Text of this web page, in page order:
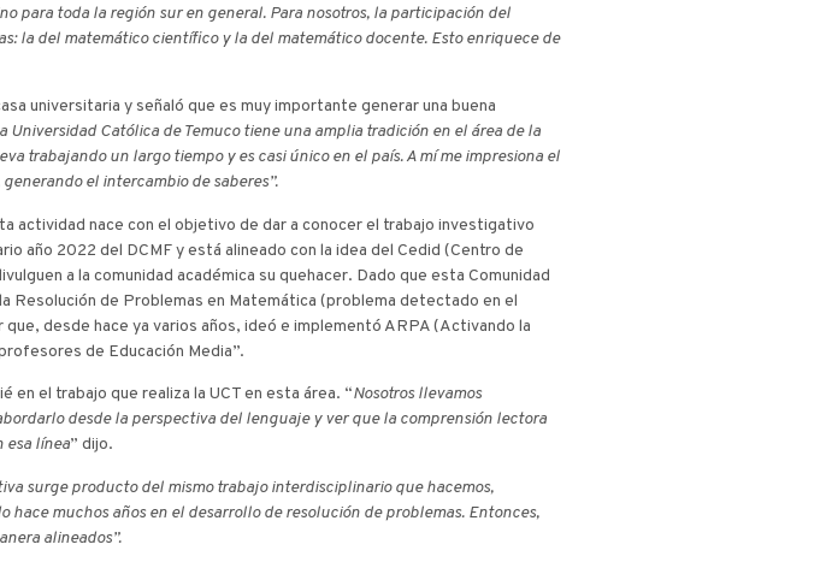
para toda la región sur en general. Para nosotros, la participación del
la del matemático científico y la del matemático docente. Esto enriquece de
universitaria y señaló que es muy importante generar una buena
Católica de Temuco tiene una amplia tradición en el área de la
trabajando un largo tiempo y es casi único en el país. A mí me impresiona el
el intercambio de saberes”.
actividad nace con el objetivo de dar a conocer el trabajo investigativo
año 2022 del DCMF y está alineado con la idea del Cedid (Centro de
a la comunidad académica su quehacer. Dado que esta Comunidad
Resolución de Problemas en Matemática (problema detectado en el
desde hace ya varios años, ideó e implementó ARPA (Activando la
de Educación Media”.
en el trabajo que realiza la UCT en esta área. “Nosotros llevamos
desde la perspectiva del lenguaje y ver que la comprensión lectora
esa línea” dijo.
surge producto del mismo trabajo interdisciplinario que hacemos,
muchos años en el desarrollo de resolución de problemas. Entonces,
alineados”.